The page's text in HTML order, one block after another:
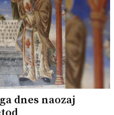
dnes naozaj